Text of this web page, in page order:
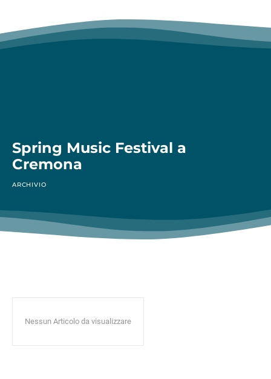
Spring Music Festival a
Cremona
ARCHIVIO
Nessun Articolo da visualizzare